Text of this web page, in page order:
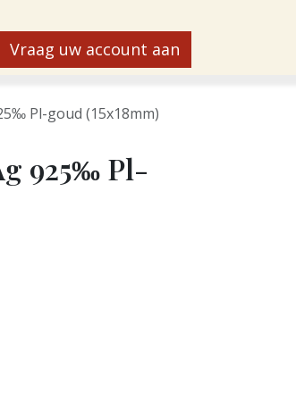
Vraag uw account aan
Pl-goud (15x18mm)
925‰ Pl-